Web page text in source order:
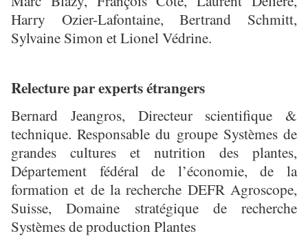
Harry Ozier-Lafontaine, Bertrand Schmitt,
Sylvaine Simon et Lionel Védrine.
Relecture par experts étrangers
Bernard Jeangros, Directeur scientifique &
technique. Responsable du groupe Systèmes de
grandes cultures et nutrition des plantes,
Département fédéral de l’économie, de la
formation et de la recherche DEFR Agroscope,
Suisse, Domaine stratégique de recherche
Systèmes de production Plantes